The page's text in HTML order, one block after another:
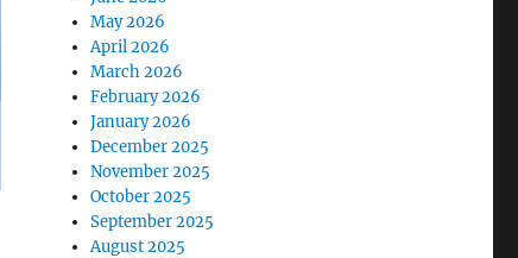
May 2026
April 2026
March 2026
February 2026
January 2026
December 2025
November 2025
October 2025
September 2025
August 2025